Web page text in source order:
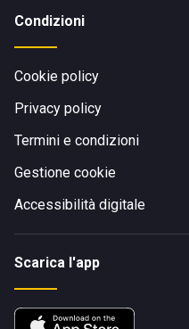
Condizioni
Cookie policy
Privacy policy
Termini e condizioni
Gestione cookie
Accessibilità digitale
Scarica l'app